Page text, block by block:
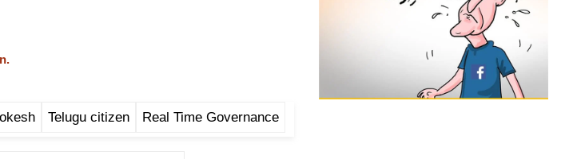
Telugu citizen Real Time Governance